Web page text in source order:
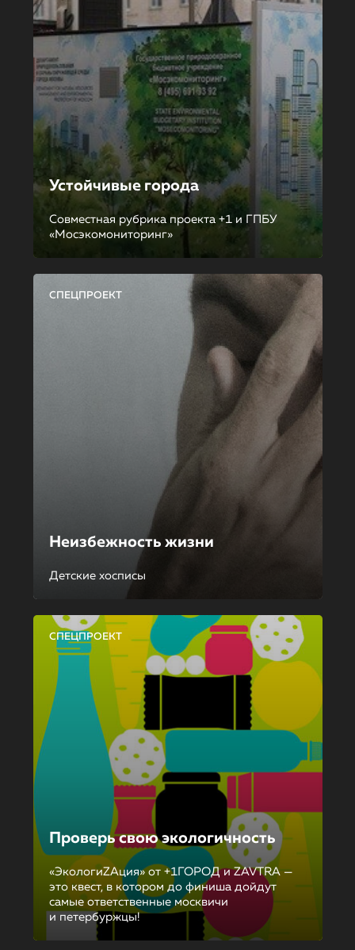
Устойчивые города
Совместная рубрика проекта +1 и ГПБУ
«Мосэкомониторинг»
СПЕЦПРОЕКТ
Неизбежность жизни
Детские хосписы
СПЕЦПРОЕКТ
Проверь свою экологичность
«ЭкологиZAция» от +1ГОРОД и ZAVTRA —
это квест, в котором до финиша дойдут
самые ответственные москвичи
и петербуржцы!